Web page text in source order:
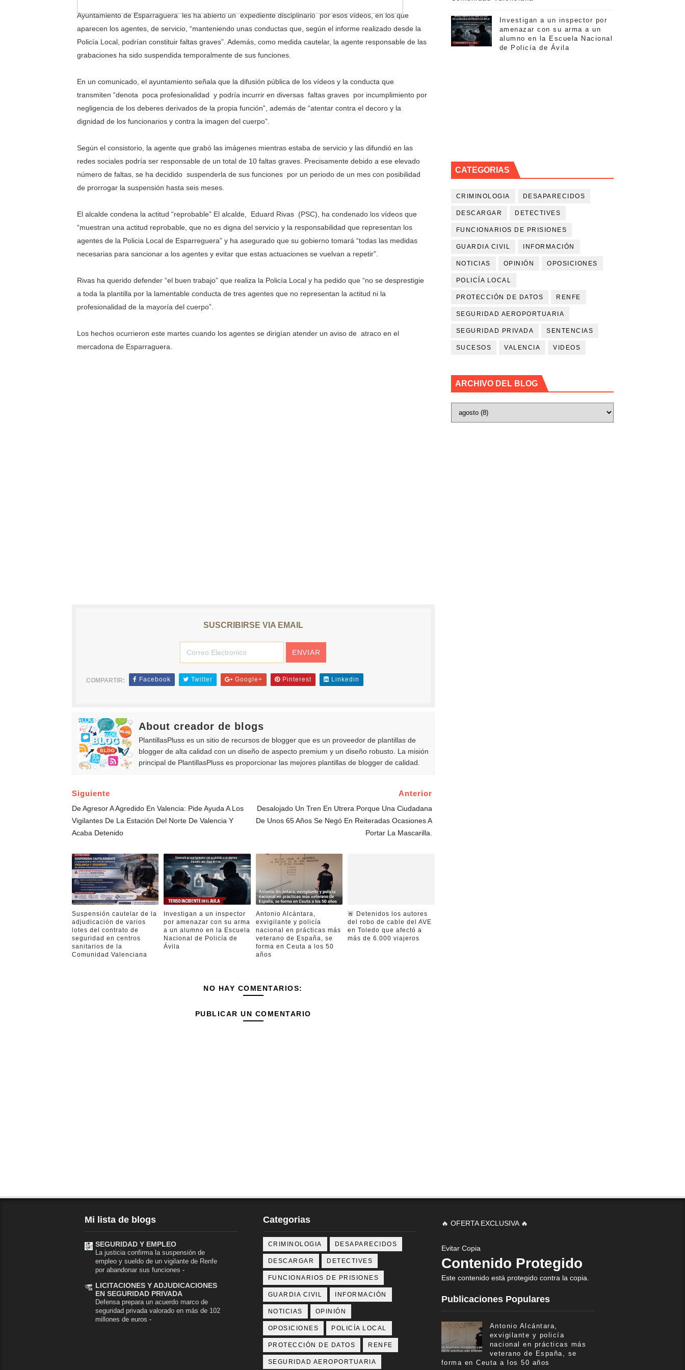
Desmantelan una Red de Corrupción en la Policía Local de Silla: Investigan Vinculación con Narcotráfico
Desmantelan red de corrupción en la Policía Nacional de Alcalá de Guadaíra vinculada al narcotráfico
¡Taxis con Cámaras en Vitoria: Ahora No Solo Te Vigila el Retrovisor!
Los becarios de 'Malinche' denuncian a la Policía por acoso y piden orden de alejamiento
Suspensión cautelar de la adjudicación de varios lotes del contrato de seguridad en centros sanitarios de la Comunidad Valenciana
Ayuntamiento de Esparraguera les ha abierto un expediente disciplinario por esos vídeos, en los que
aparecen los agentes, de servicio, “manteniendo unas conductas que, según el informe realizado desde la
Policía Local, podrían constituir faltas graves”. Además, como medida cautelar, la agente responsable de las
grabaciones ha sido suspendida temporalmente de sus funciones.
En un comunicado, el ayuntamiento señala que la difusión pública de los vídeos y la conducta que
transmiten “denota poca profesionalidad y podría incurrir en diversas faltas graves por incumplimiento por
negligencia de los deberes derivados de la propia función”, además de “atentar contra el decoro y la
dignidad de los funcionarios y contra la imagen del cuerpo”.
Según el consistorio, la agente que grabó las imágenes mientras estaba de servicio y las difundió en las
redes sociales podría ser responsable de un total de 10 faltas graves. Precisamente debido a ese elevado
número de faltas, se ha decidido suspenderla de sus funciones por un periodo de un mes con posibilidad
de prorrogar la suspensión hasta seis meses.
El alcalde condena la actitud “reprobable” El alcalde, Eduard Rivas (PSC), ha condenado los vídeos que
“muestran una actitud reprobable, que no es digna del servicio y la responsabilidad que representan los
agentes de la Policia Local de Esparreguera” y ha asegurado que su gobierno tomará “todas las medidas
necesarias para sancionar a los agentes y evitar que estas actuaciones se vuelvan a repetir”.
Rivas ha querido defender “el buen trabajo” que realiza la Policía Local y ha pedido que “no se desprestigie
a toda la plantilla por la lamentable conducta de tres agentes que no representan la actitud ni la
profesionalidad de la mayoría del cuerpo”.
Los hechos ocurrieron este martes cuando los agentes se dirigían atender un aviso de atraco en el
mercadona de Esparraguera.
SUSCRIBIRSE VIA EMAIL
COMPARTIR: Facebook Twitter Google+ Pinterest Linkedin
About creador de blogs
PlantillasPluss es un sitio de recursos de blogger que es un proveedor de plantillas de
blogger de alta calidad con un diseño de aspecto premium y un diseño robusto. La misión
principal de PlantillasPluss es proporcionar las mejores plantillas de blogger de calidad.
Siguiente
De Agresor A Agredido En Valencia: Pide Ayuda A Los
Vigilantes De La Estación Del Norte De Valencia Y
Acaba Detenido
Anterior
Desalojado Un Tren En Utrera Porque Una Ciudadana
De Unos 65 Años Se Negó En Reiteradas Ocasiones A
Portar La Mascarilla.
Suspensión cautelar de la
adjudicación de varios
lotes del contrato de
seguridad en centros
sanitarios de la
Comunidad Valenciana
Investigan a un inspector
por amenazar con su arma
a un alumno en la Escuela
Nacional de Policía de
Ávila
Antonio Alcántara,
exvigilante y policía
nacional en prácticas más
veterano de España, se
forma en Ceuta a los 50
años
🚨 Detenidos los autores
del robo de cable del AVE
en Toledo que afectó a
más de 6.000 viajeros
NO HAY COMENTARIOS:
PUBLICAR UN COMENTARIO
Investigan a un inspector por
amenazar con su arma a un
alumno en la Escuela Nacional
de Policía de Ávila
CATEGORIAS
CRIMINOLOGIA DESAPARECIDOS
DESCARGAR DETECTIVES
FUNCIONARIOS DE PRISIONES
GUARDIA CIVIL INFORMACIÓN
NOTICIAS OPINIÓN OPOSICIONES
POLICÍA LOCAL
PROTECCIÓN DE DATOS RENFE
SEGURIDAD AEROPORTUARIA
SEGURIDAD PRIVADA SENTENCIAS
SUCESOS VALENCIA VIDEOS
ARCHIVO DEL BLOG
Mi lista de blogs
SEGURIDAD Y EMPLEO
La justicia confirma la suspensión de
empleo y sueldo de un vigilante de Renfe
por abandonar sus funciones -
LICITACIONES Y ADJUDICACIONES
EN SEGURIDAD PRIVADA
Defensa prepara un acuerdo marco de
seguridad privada valorado en más de 102
millones de euros -
Categorias
CRIMINOLOGIA DESAPARECIDOS
DESCARGAR DETECTIVES
FUNCIONARIOS DE PRISIONES
GUARDIA CIVIL INFORMACIÓN
NOTICIAS OPINIÓN
OPOSICIONES POLICÍA LOCAL
PROTECCIÓN DE DATOS RENFE
SEGURIDAD AEROPORTUARIA
🔥 OFERTA EXCLUSIVA 🔥
Evitar Copia
Contenido Protegido
Este contenido está protegido contra la copia.
Publicaciones Populares
Antonio Alcántara,
exvigilante y policía
nacional en prácticas más
veterano de España, se
forma en Ceuta a los 50 años